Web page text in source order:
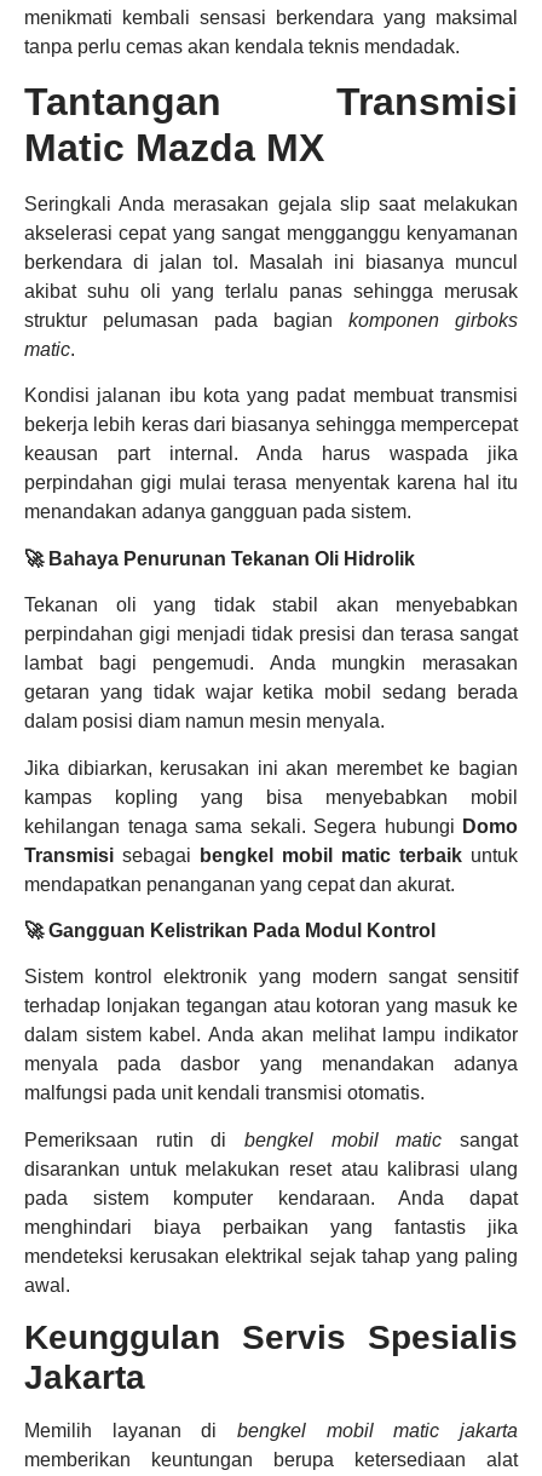
menikmati kembali sensasi berkendara yang maksimal
tanpa perlu cemas akan kendala teknis mendadak.
Tantangan Transmisi
Matic Mazda MX
Seringkali Anda merasakan gejala slip saat melakukan
akselerasi cepat yang sangat mengganggu kenyamanan
berkendara di jalan tol. Masalah ini biasanya muncul
akibat suhu oli yang terlalu panas sehingga merusak
struktur pelumasan pada bagian komponen girboks
matic.
Kondisi jalanan ibu kota yang padat membuat transmisi
bekerja lebih keras dari biasanya sehingga mempercepat
keausan part internal. Anda harus waspada jika
perpindahan gigi mulai terasa menyentak karena hal itu
menandakan adanya gangguan pada sistem.
🚀 Bahaya Penurunan Tekanan Oli Hidrolik
Tekanan oli yang tidak stabil akan menyebabkan
perpindahan gigi menjadi tidak presisi dan terasa sangat
lambat bagi pengemudi. Anda mungkin merasakan
getaran yang tidak wajar ketika mobil sedang berada
dalam posisi diam namun mesin menyala.
Jika dibiarkan, kerusakan ini akan merembet ke bagian
kampas kopling yang bisa menyebabkan mobil
kehilangan tenaga sama sekali. Segera hubungi Domo
Transmisi sebagai bengkel mobil matic terbaik untuk
mendapatkan penanganan yang cepat dan akurat.
🚀 Gangguan Kelistrikan Pada Modul Kontrol
Sistem kontrol elektronik yang modern sangat sensitif
terhadap lonjakan tegangan atau kotoran yang masuk ke
dalam sistem kabel. Anda akan melihat lampu indikator
menyala pada dasbor yang menandakan adanya
malfungsi pada unit kendali transmisi otomatis.
Pemeriksaan rutin di bengkel mobil matic sangat
disarankan untuk melakukan reset atau kalibrasi ulang
pada sistem komputer kendaraan. Anda dapat
menghindari biaya perbaikan yang fantastis jika
mendeteksi kerusakan elektrikal sejak tahap yang paling
awal.
Keunggulan Servis Spesialis
Jakarta
Memilih layanan di bengkel mobil matic jakarta
memberikan keuntungan berupa ketersediaan alat